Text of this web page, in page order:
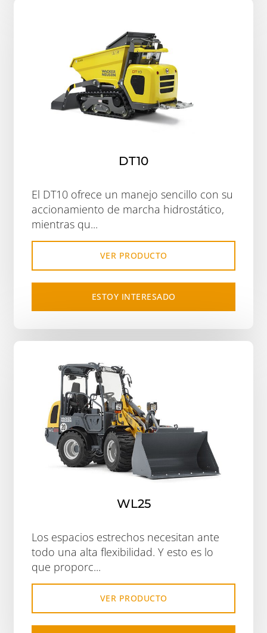
DT10
El DT10 ofrece un manejo sencillo con su
accionamiento de marcha hidrostático,
mientras qu...
VER PRODUCTO
ESTOY INTERESADO
WL25
Los espacios estrechos necesitan ante
todo una alta flexibilidad. Y esto es lo
que proporc...
VER PRODUCTO